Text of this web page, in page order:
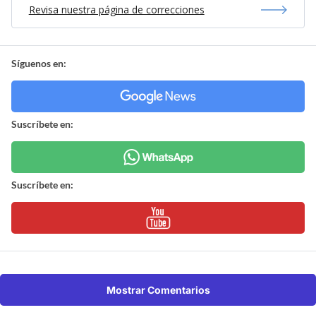
Revisa nuestra página de correcciones
Síguenos en:
Suscríbete en:
Suscríbete en:
Mostrar Comentarios